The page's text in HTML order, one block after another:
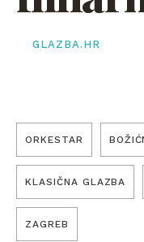
GLAZBA.HR
ORKESTAR
KLASIČNA GLAZBA
ZAGREB